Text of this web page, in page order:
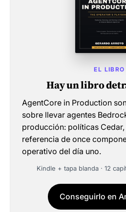
EL LIBRO
Hay un libro
AgentCore in Production
sobre llevar agentes
producción: políticas
referencia de once
operativo del día uno.
Kindle + tapa blanda · 12
Conseguirlo en